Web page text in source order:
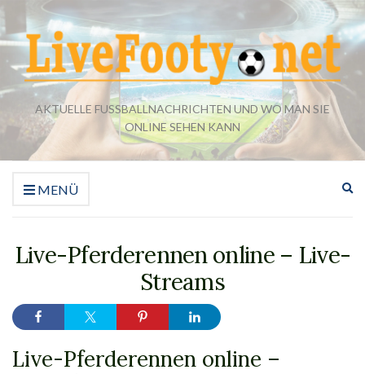
AKTUELLE FUSSBALLNACHRICHTEN UND WO MAN SIE O
NLINE SEHEN KANN
MENÜ
Live-Pferderennen online – Live-
Streams
Live-Pferderennen online –